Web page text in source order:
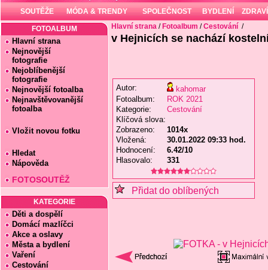
SOUTĚŽE MÓDA & TRENDY SPOLEČNOST BYDLENÍ ZDRAVÍ
FOTOALBUM
Hlavní strana
Nejnovější
fotografie
Nejoblíbenější
fotografie
Nejnovější fotoalba
Nejnavštěvovanější
fotoalba
Vložit novou fotku
Hledat
Nápověda
FOTOSOUTĚŽ
KATEGORIE
Děti a dospělí
Domácí mazlíčci
Akce a oslavy
Města a bydlení
Vaření
Cestování
Hlavní strana / Fotoalbum /Cestování /
v Hejnicích se nachází
Autor:
kahomar
Fotoalbum:
ROK 2021
Kategorie:
Cestování
Klíčová slova:
Zobrazeno:
1014x
Vložená:
30.01.2022 09:33 hod.
Hodnocení:
6.42/10
Hlasovalo:
331
Přidat do oblíbených